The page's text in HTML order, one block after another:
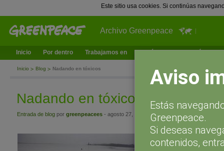
Este sitio usa cookies. Si continúas
Archivo Greenpeace
Inicio Por dentro Trabajamos en ¿Qué puedes hacer tú?
Inicio Blog Nadando en tóxicos
Nadando en tóxicos
Entrada de blog por greenpeacees - agosto 27, 2010 a las 15:19
Hace décadas
empezamos a
Aviso
Estás
Greenpeace.
Si deseas
contenidos,